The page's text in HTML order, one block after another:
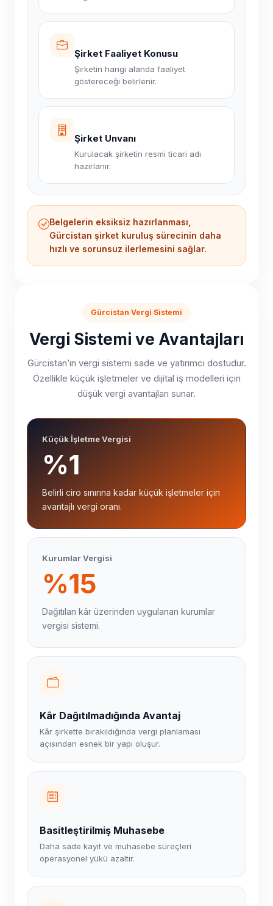
Şirket Faaliyet Konusu
Şirketin hangi alanda faaliyet
göstereceği belirlenir.
Şirket Unvanı
Kurulacak şirketin resmi ticari adı
hazırlanır.
Belgelerin eksiksiz hazırlanması,
Gürcistan şirket kuruluş sürecinin daha
hızlı ve sorunsuz ilerlemesini sağlar.
Gürcistan Vergi Sistemi
Vergi Sistemi ve Avantajları
Gürcistan’ın vergi sistemi sade ve yatırımcı dostudur.
Özellikle küçük işletmeler ve dijital iş modelleri için
düşük vergi avantajları sunar.
Küçük İşletme Vergisi
%1
Belirli ciro sınırına kadar küçük işletmeler için
avantajlı vergi oranı.
Kurumlar Vergisi
%15
Dağıtılan kâr üzerinden uygulanan kurumlar
vergisi sistemi.
Kâr Dağıtılmadığında Avantaj
Kâr şirkette bırakıldığında vergi planlaması
açısından esnek bir yapı oluşur.
Basitleştirilmiş Muhasebe
Daha sade kayıt ve muhasebe süreçleri
operasyonel yükü azaltır.